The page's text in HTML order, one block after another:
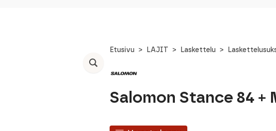
Etusivu LAJIT Laskettelu
Salomon Stance 84 +